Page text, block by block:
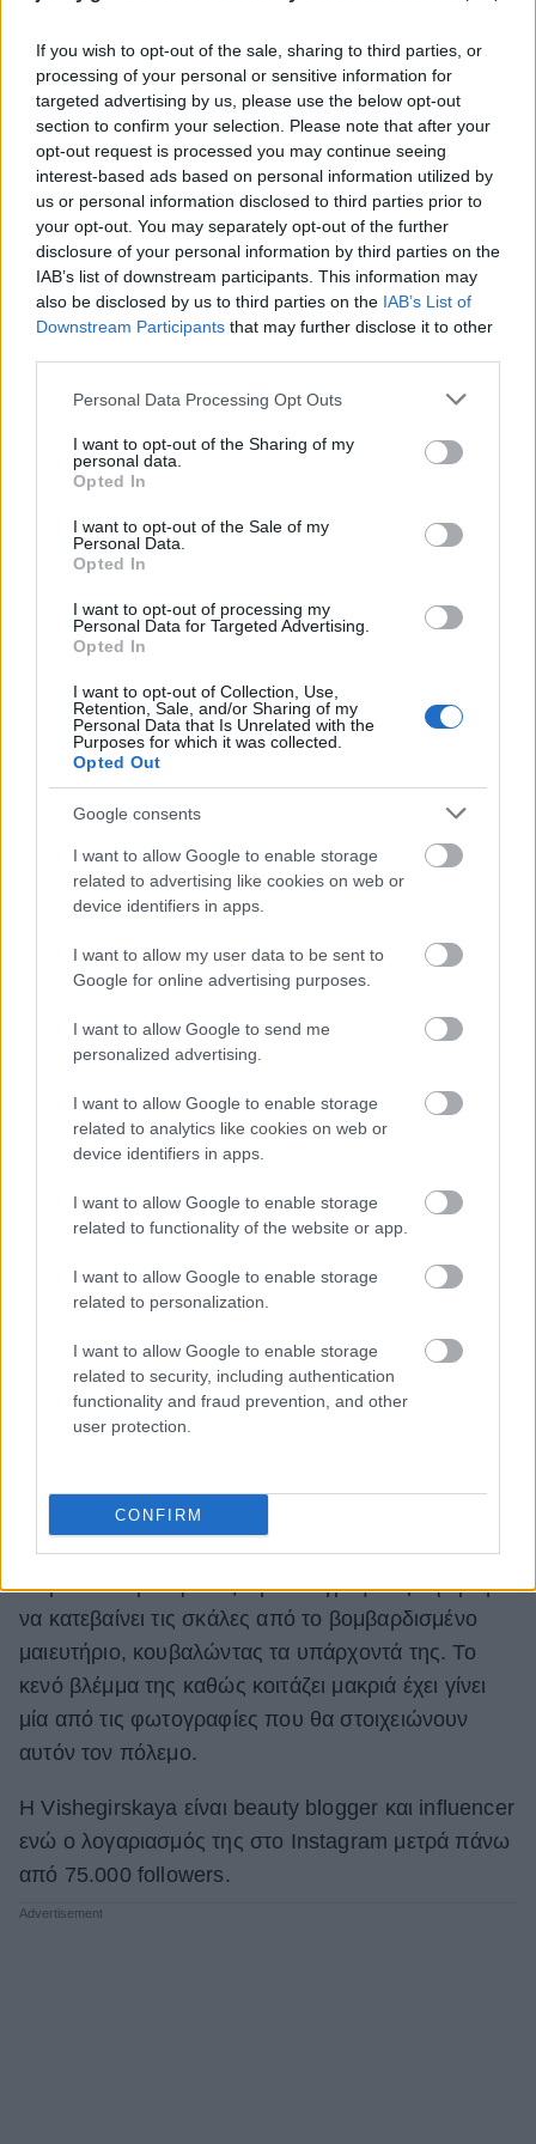
If you wish to opt-out of the sale, sharing to third parties, or
processing of your personal or sensitive information for
targeted advertising by us, please use the below opt-out
section to confirm your selection. Please note that after your
opt-out request is processed you may continue seeing
interest-based ads based on personal information utilized by
us or personal information disclosed to third parties prior to
your opt-out. You may separately opt-out of the further
disclosure of your personal information by third parties on the
IAB’s list of downstream participants. This information may
also be disclosed by us to third parties on the IAB’s List of
Downstream Participants that may further disclose it to other
Please note that this website/app uses one or more Google
not limited to your visit or usage behaviour. You may click to
grant or deny consent to Google and its third-party tags to
use your data for below specified purposes in below Google
consent section.
Personal Data Processing Opt Outs
I want to opt-out of the Sharing of my
personal data.
Opted In
I want to opt-out of the Sale of my
Personal Data.
Opted In
I want to opt-out of processing my
Personal Data for Targeted Advertising.
Opted In
I want to opt-out of Collection, Use,
Retention, Sale, and/or Sharing of my
Personal Data that Is Unrelated with the
Purposes for which it was collected.
Opted Out
Google consents
I want to allow Google to enable storage
related to advertising like cookies on web or
device identifiers in apps.
I want to allow my user data to be sent to
Google for online advertising purposes.
I want to allow Google to send me
personalized advertising.
I want to allow Google to enable storage
related to analytics like cookies on web or
device identifiers in apps.
I want to allow Google to enable storage
related to functionality of the website or app.
I want to allow Google to enable storage
related to personalization.
I want to allow Google to enable storage
related to security, including authentication
functionality and fraud prevention, and other
user protection.
CONFIRM
συγκεκριμένο κτίριο της Μαριούπολης αλλά ήταν
ηθοποιός που παρίστανε την τραυματισμένη.
Μάλιστα, πολλοί έσπευσαν να σχολιάσουν πως η
γυναίκα, που ονομάζεται Marianna Podgurskaya,
χρησιμοποίησε «ρεαλιστικό μακιγιάζ» για τη
φωτογραφία
Mariana Vishegirskaya, who
survived the Russian maternity
hospital bombing, gave birth
today#Ukraine #Russia
#UkraineWar
pic.twitter.com/wpMLJsTa45
March 12, 2022
ανάμεσα σε ερείπια μετά από μια καταστροφική
ρωσική αεροπορική επιδρομή σε νοσοκομείο στη
Μαριούπολη. Ο φακός την κατέγραψε αιμόφυρτη
να κατεβαίνει τις σκάλες από το βομβαρδισμένο
μαιευτήριο, κουβαλώντας τα υπάρχοντά της. Το
κενό βλέμμα της καθώς κοιτάζει μακριά έχει γίνει
μία από τις φωτογραφίες που θα στοιχειώνουν
αυτόν τον πόλεμο.
Η Vishegirskaya είναι beauty blogger και influencer
ενώ ο λογαριασμός της στο Instagram μετρά πάνω
από 75.000 followers.